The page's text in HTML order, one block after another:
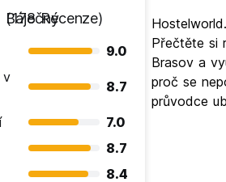
Báječný
(178 Recenze)
9.0
v
8.7
7.0
8.7
8.4
Přečtěte si
Brasov a
proč se
průvodce